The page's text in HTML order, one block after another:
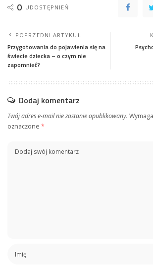
0 UDOSTĘPNIEŃ
POPRZEDNI ARTYKUŁ
Przygotowania do pojawienia się na
świecie dziecka – o czym nie
zapomnieć?
Dodaj komentarz
Twój adres e-mail nie zostanie opublikowany.
oznaczone *